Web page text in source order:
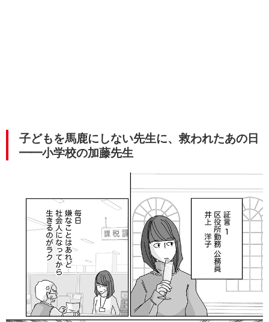
子どもを馬鹿にしない先生に、救われたあの日
━━小学校の加藤先生